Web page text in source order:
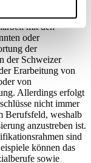
Abschlüsse
beschreiben die
mit den
oder
der
der Schweizer
Erarbeitung von
von
Allerdings erfolgt
nicht immer
Berufsfeld, weshalb
anzustreben ist.
sind
können das
sowie